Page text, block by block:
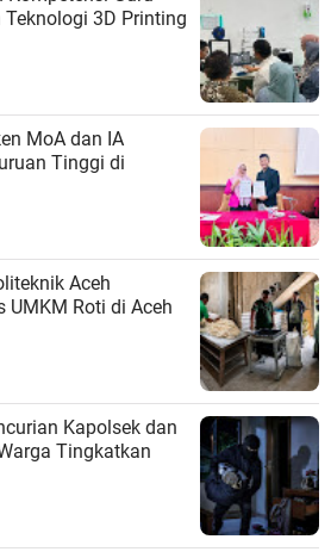
3D Printing
MoA dan IA
Tinggi di
Aceh
UMKM Roti di Aceh
Kapolsek dan
Tingkatkan